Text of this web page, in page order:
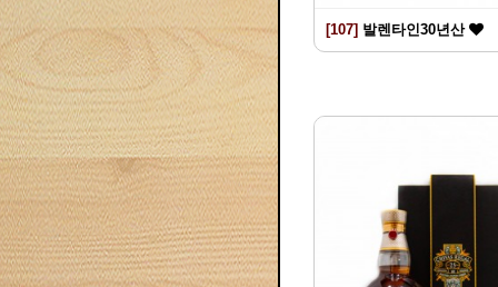
[107] 발렌타인30년산